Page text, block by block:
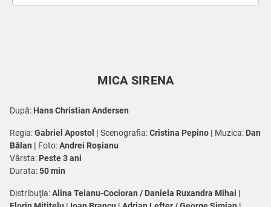
MICA SIRENA
După: Hans Christian Andersen
Regia:Gabriel Apostol | Scenografia:Cristina Pepino | Muzica: Dan
Bălan | Foto:Andrei Roșianu
Vârsta: Peste 3 ani
Durata:50 min
Distribuţia:Alina Teianu-Cocioran / Daniela Ruxandra Mihai |